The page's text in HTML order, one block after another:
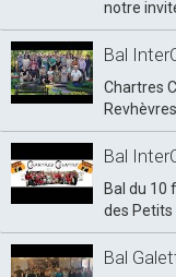
notre
Bal
Chartres
Bal
Bal du 10
des Petits
Bal